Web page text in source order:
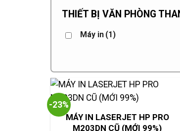
THIẾT BỊ VĂN PHÒNG
Máy in (1)
-23%
MÁY IN LASERJET HP PRO
M203DN CŨ (MỚI 99%)